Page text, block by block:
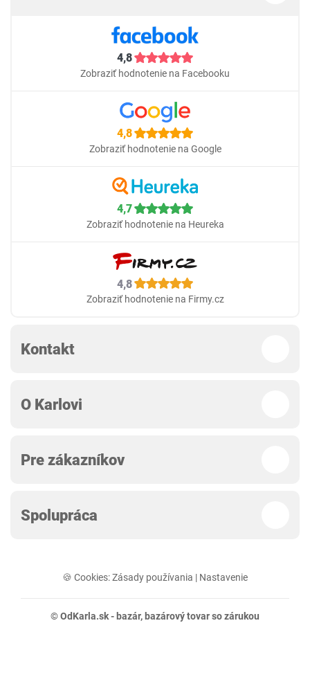
4,8
Zobraziť hodnotenie na Facebooku
4,8
Zobraziť hodnotenie na Google
4,7
Zobraziť hodnotenie na Heureka
4,8
Zobraziť hodnotenie na Firmy.cz
Kontakt
O Karlovi
Pre zákazníkov
Spolupráca
🍪 Cookies:Zásady používania | Nastavenie
© OdKarla.sk - bazár, bazárový tovar so zárukou